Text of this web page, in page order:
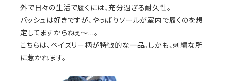
外で日々の生活で履くには、充分過ぎる耐久性。
バッシュは好きですが、やっぱりソールが室内で履くのを想
定してますからねぇ〜…。
こちらは、ペイズリー柄が特徴的な一品。しかも、刺繍な所
に惹かれます。